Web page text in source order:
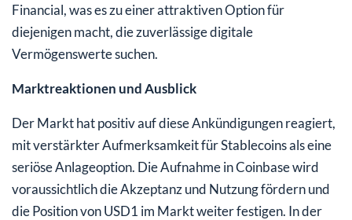
Financial, was es zu einer attraktiven Option für
diejenigen macht, die zuverlässige digitale
Vermögenswerte suchen.
Marktreaktionen und Ausblick
Der Markt hat positiv auf diese Ankündigungen reagiert,
mit verstärkter Aufmerksamkeit für Stablecoins als eine
seriöse Anlageoption. Die Aufnahme in Coinbase wird
voraussichtlich die Akzeptanz und Nutzung fördern und
die Position von USD1 im Markt weiter festigen. In der